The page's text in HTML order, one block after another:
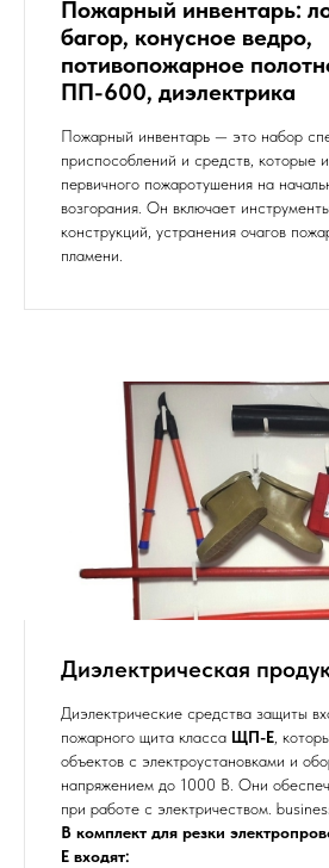
Пожарный инвентарь:
багор, конусное ведро,
потивопожарное
ПП-600, диэлектрика
Пожарный инвентарь — это набор
приспособлений и средств, которые
первичного пожаротушения на
возгорания. Он включает
конструкций, устранения очагов
пламени.
Диэлектрическая
Диэлектрические средства защиты
пожарного щита класса ЩП-Е ,
объектов с электроустановками и
напряжением до 1000 В. Они
при работе с электричеством.
В комплект для резки
Е входят: